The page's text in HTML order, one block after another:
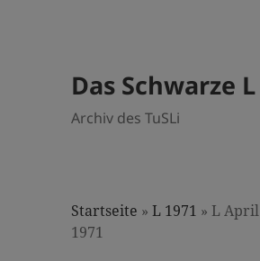
Das Schwarze L
Archiv des TuSLi
Startseite »L 1971 » L April
1971